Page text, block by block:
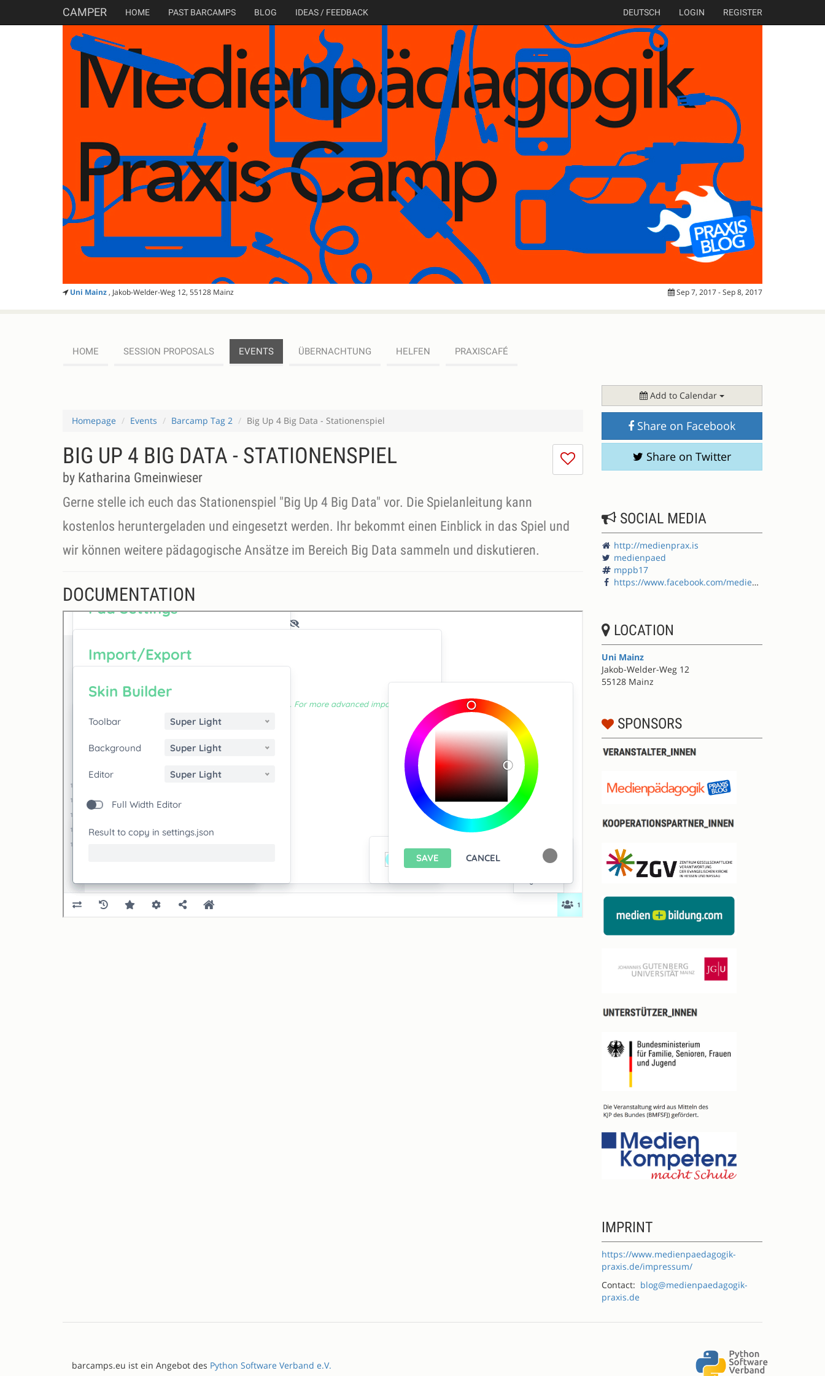
CAMPER HOME PAST BARCAMPS BLOG IDEAS / FEEDBACK DEUTSCH LOGIN REGISTER
Uni Mainz, Jakob-Welder-Weg 12, 55128 Mainz Sep 7, 2017 - Sep 8, 2017
HOME SESSION PROPOSALS EVENTS ÜBERNACHTUNG HELFEN PRAXISCAFÉ
Homepage Events Barcamp Tag 2 Big Up 4 Big Data - Stationenspiel
I
don't
session
BIG UP 4 BIG DATA - STATIONENSPIEL
by Katharina Gmeinwieser
Gerne stelle ich euch das Stationenspiel "Big Up 4 Big Data" vor. Die Spielanleitung kann
kostenlos heruntergeladen und eingesetzt werden. Ihr bekommt einen Einblick in das Spiel und
wir können weitere pädagogische Ansätze im Bereich Big Data sammeln und diskutieren.
DOCUMENTATION
Add to Calendar
Share on Facebook
Share on Twitter
SOCIAL MEDIA
http://medienprax.is
medienpaed
mppb17
https://www.facebook.com/medienpaedagogik/
LOCATION
Uni Mainz
Jakob-Welder-Weg 12
55128 Mainz
SPONSORS
IMPRINT
https://www.medienpaedagogik-
praxis.de/impressum/
Contact: blog@medienpaedagogik-
praxis.de
barcamps.eu ist ein Angebot des Python Software Verband e.V.